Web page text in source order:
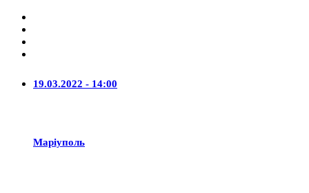
19.03.2022 - 14:00
Маріуполь